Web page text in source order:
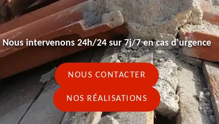
Nous intervenons 24h/24 sur 7j/7 en cas d'urgence
NOUS CONTACTER
NOS RÉALISATIONS